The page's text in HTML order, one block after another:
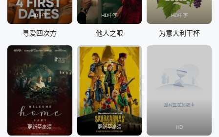
HD中字
寻爱四次方
HD中字
他人之眼
HD中字
为意大利干杯
更新至高清 更新至高清 HD